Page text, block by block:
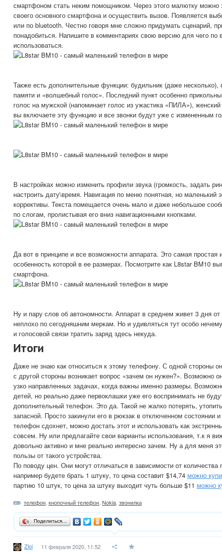
смартфоном стать неким помощником. Через этого малютку можно
своего основного смартфона и осуществить вызов. Появляется
или по bluetooth. Честно говоря мне сложно придумать сценарий,
понадобиться. Напишите в комментариях свою версию для чего
использоваться.
Также есть дополнительные функции: будильник (даже
памяти и «волшебный голос». Последний пункт особенно
голос на мужской (напоминает голос из ужастика «ПИЛА»),
вы включаете эту функцию и все звонки будут уже с измененным
В настройках можно изменить профили звука (громкость, задать
настроить дату\время. Навигация по меню понятная, но маленький
коррективы. Текста помещается очень мало и даже небольшое
по слогам, пролистывая его вниз навигационными кнопками.
Да вот в принципе и все возможности аппарата. Это самая простая
особенность которой в ее размерах. Посмотрите как L8star BM10
смартфона.
Ну и пару слов об автономности. Аппарат в среднем живет 3 дня
неплохо по сегодняшним меркам. Но и удивляться тут особо
и голосовой связи тратить заряд здесь некуда.
Итоги
Даже не знаю как относиться к этому телефону. С одной стороны
с другой стороны возникает вопрос «зачем он нужен?». Возможно
узко направленных задачах, когда важны именно размеры.
детей, но реально даже первоклашки уже его воспринимать не
дополнительный телефон. Это да. Такой не жалко потерять,
запасной. Просто закинули его в рюкзак в отключенном состоянии
телефон сдохнет, можно достать этот и использовать как
совсем. Ну или предлагайте свои варианты использования, т.к я
довольно активно и мне реально интересно зачем. Ну а для меня
пользы от такого устройства.
По поводу цен. Они могут отличаться в зависимости от
например будете брать 1 штуку, то цена составит $14,74 можно
партию 10 штук, то цена за штуку выходит чуть больше $11 можно
телефон кнопочный телефон Nokia звонилка
Поделиться…
Zloi 11 февраля 2020, 11:52